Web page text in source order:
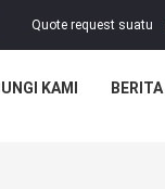
Quote request suatu
KAMI BERITA